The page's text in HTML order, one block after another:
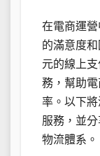
在電商運
的滿意度
元的線上
務，幫助
率。以下
服務，並
物流體系。